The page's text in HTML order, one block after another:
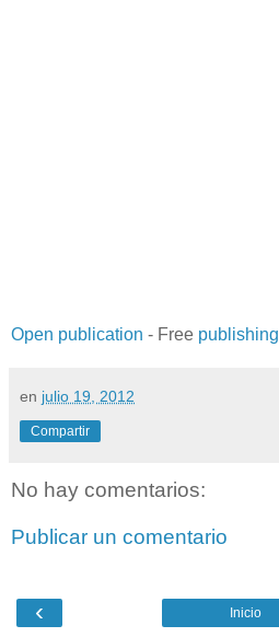
Open publication - Free publishing
en julio 19, 2012
Compartir
No hay comentarios:
Publicar un comentario
‹ Inicio